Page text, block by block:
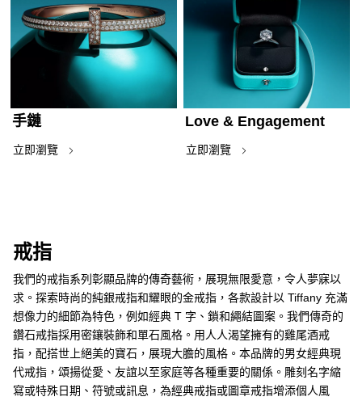
手鏈
立即瀏覽
Love & Engagement
立即瀏覽
戒指
我們的戒指系列彰顯品牌的傳奇藝術，展現無限愛意，令人夢寐以
求。探索時尚的純銀戒指和耀眼的金戒指，各款設計以 Tiffany 充滿
想像力的細節為特色，例如經典 T 字、鎖和繩結圖案。我們傳奇的
鑽石戒指採用密鑲裝飾和單石風格。用人人渴望擁有的雞尾酒戒
指，配搭世上絕美的寶石，展現大膽的風格。本品牌的男女經典現
代戒指，頌揚從愛、友誼以至家庭等各種重要的關係。雕刻名字縮
寫或特殊日期、符號或訊息，為經典戒指或圖章戒指增添個人風